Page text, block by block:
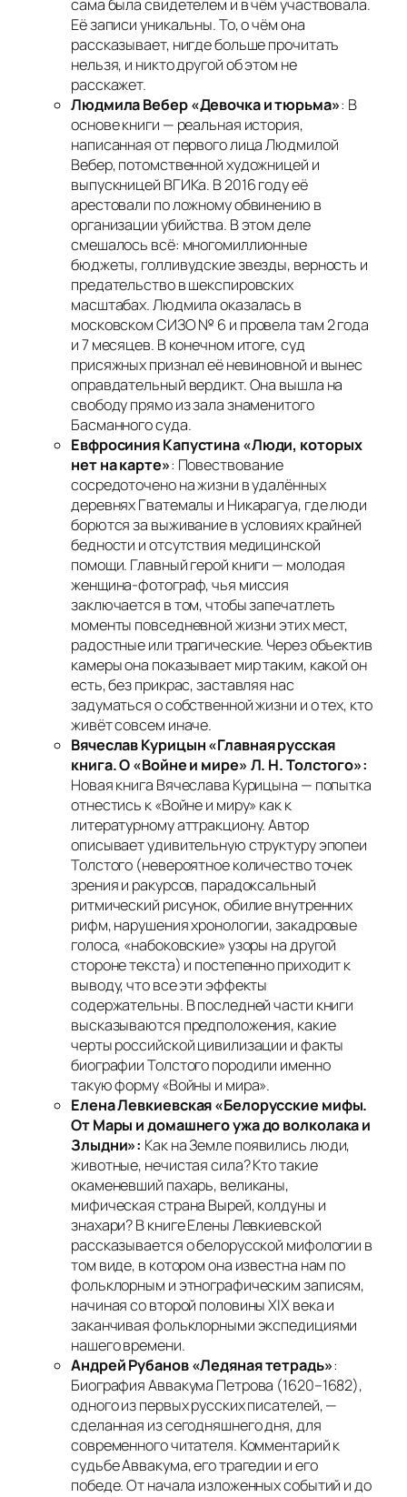
сама была свидетелем и в чём участвовала.
Её записи уникальны. То, о чём она
рассказывает, нигде больше прочитать
нельзя, и никто другой об этом не
расскажет.
Людмила Вебер «Девочка и тюрьма»: В
основе книги — реальная история,
написанная от первого лица Людмилой
Вебер, потомственной художницей и
выпускницей ВГИКа. В 2016 году её
арестовали по ложному обвинению в
организации убийства. В этом деле
смешалось всё: многомиллионные
бюджеты, голливудские звезды, верность и
предательство в шекспировских
масштабах. Людмила оказалась в
московском СИЗО № 6 и провела там 2 года
и 7 месяцев. В конечном итоге, суд
присяжных признал её невиновной и вынес
оправдательный вердикт. Она вышла на
свободу прямо из зала знаменитого
Басманного суда.
Евфросиния Капустина «Люди, которых
нет на карте»: Повествование
сосредоточено на жизни в удалённых
деревнях Гватемалы и Никарагуа, где люди
борются за выживание в условиях крайней
бедности и отсутствия медицинской
помощи. Главный герой книги — молодая
женщина-фотограф, чья миссия
заключается в том, чтобы запечатлеть
моменты повседневной жизни этих мест,
радостные или трагические. Через объектив
камеры она показывает мир таким, какой он
есть, без прикрас, заставляя нас
задуматься о собственной жизни и о тех, кто
живёт совсем иначе.
Вячеслав Курицын «Главная русская
книга. О «Войне и мире» Л. Н. Толстого»:
Новая книга Вячеслава Курицына — попытка
отнестись к «Войне и миру» как к
литературному аттракциону. Автор
описывает удивительную структуру эпопеи
Толстого (невероятное количество точек
зрения и ракурсов, парадоксальный
ритмический рисунок, обилие внутренних
рифм, нарушения хронологии, закадровые
голоса, «набоковские» узоры на другой
стороне текста) и постепенно приходит к
выводу, что все эти эффекты
содержательны. В последней части книги
высказываются предположения, какие
черты российской цивилизации и факты
биографии Толстого породили именно
такую форму «Войны и мира».
Елена Левкиевская «Белорусские мифы.
От Мары и домашнего ужа до волколака и
Злыдни»: Как на Земле появились люди,
животные, нечистая сила? Кто такие
окаменевший пахарь, великаны,
мифическая страна Вырей, колдуны и
знахари? В книге Елены Левкиевской
рассказывается о белорусской мифологии в
том виде, в котором она известна нам по
фольклорным и этнографическим записям,
начиная со второй половины XIX века и
заканчивая фольклорными экспедициями
нашего времени.
Андрей Рубанов «Ледяная тетрадь»:
Биография Аввакума Петрова (1620–1682),
одного из первых русских писателей, —
сделанная из сегодняшнего дня, для
современного читателя. Комментарий к
судьбе Аввакума, его трагедии и его
победе. От начала изложенных событий и до